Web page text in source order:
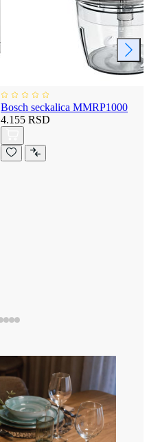
Bosch seckalica MMRP1000
4.155 RSD